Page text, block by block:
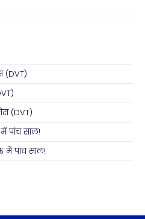
(DVT)
(DVT)
पांच साल!
पांच साल!